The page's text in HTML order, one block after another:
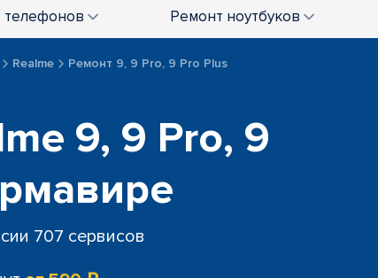
телефонов Ремонт ноутбуков
Realme Ремонт 9, 9 Pro, 9 Pro Plus
9, 9 Pro, 9
707 сервисов